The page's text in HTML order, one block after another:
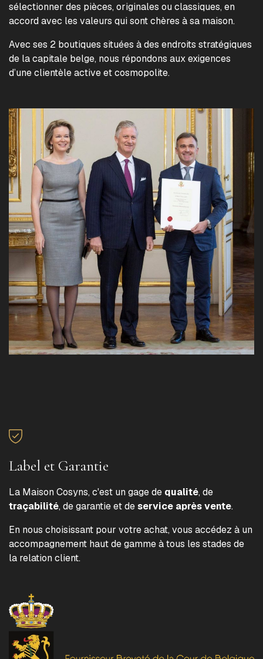
sélectionner des pièces, originales ou classiques, en
accord avec les valeurs qui sont chères à sa maison.
Avec ses 2 boutiques situées à des endroits stratégiques
de la capitale belge, nous répondons aux exigences
d’une clientèle active et cosmopolite.
Label et Garantie
La Maison Cosyns, c'est un gage de qualité, de
traçabilité, de garantie et deservice après vente.
En nous choisissant pour votre achat, vous accédez à un
accompagnement haut de gamme à tous les stades de
la relation client.